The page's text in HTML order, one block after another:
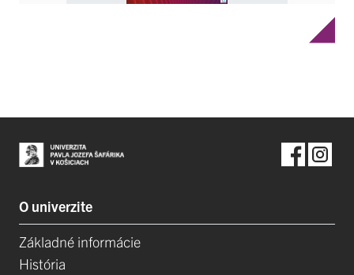
O univerzite
Základné informácie
História